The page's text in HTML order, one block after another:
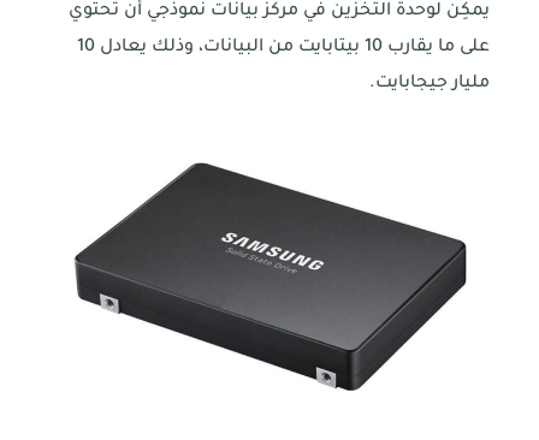
يمكِن لوحدة التخزين في مركز بيانات نموذجي أن تحتوي
على ما يقارب 10 بيتابايت من البيانات، وذلك يعادل 10
مليار جيجابايت.